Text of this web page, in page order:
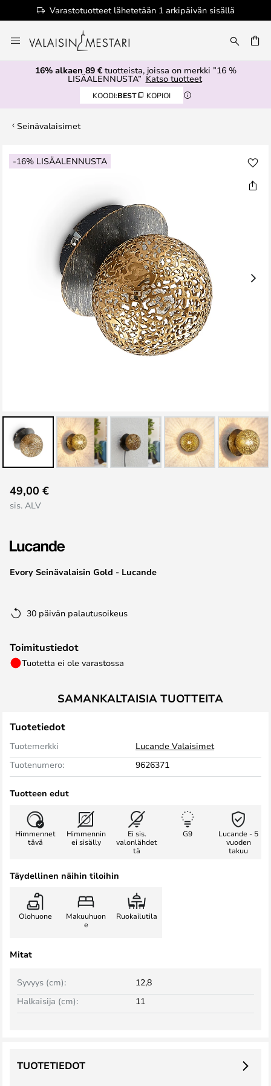
Varastotuotteet lähetetään 1 arkipäivän sisällä
to
Content
16% alkaen 89 €tuotteista, joissa on merkki ”16 %
LISÄALENNUSTA” Katso tuotteet
KOODI:BEST KOPIOI
Seinävalaisimet
-16% LISÄALENNUSTA
Skip
to
to
the
of
the
images
Evory Seinävalaisin Gold - Lucande
49,00 €
sis. ALV
30 päivän palautusoikeus
Toimitustiedot
Tuotetta ei ole varastossa
SAMANKALTAISIA TUOTTEITA
Tuotetiedot
Tuotemerkki
Lucande Valaisimet
Tuotenumero:
9626371
Tuotteen edut
Himmennet
tävä
Himmennin
ei sisälly
Ei sis.
valonlähdet
tä
G9
Lucande - 5
vuoden
takuu
Täydellinen näihin tiloihin
Olohuone
Makuuhuon
e
Ruokailutila
Mitat
Syvyys (cm):
12,8
Halkaisija (cm):
11
TUOTETIEDOT